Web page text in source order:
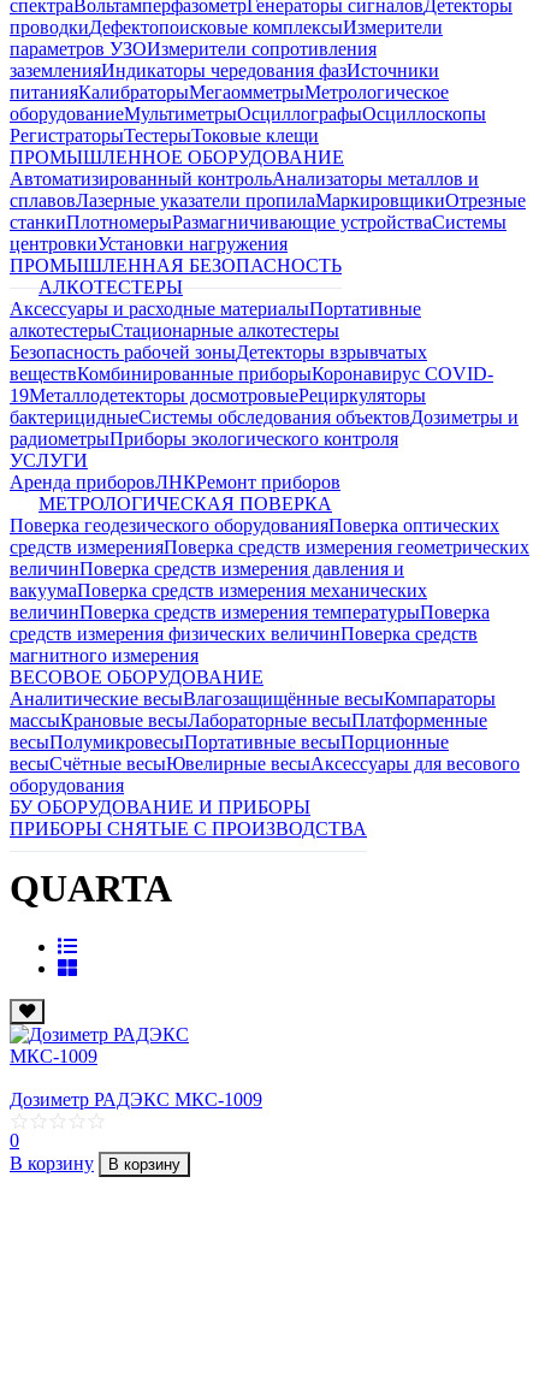
спектра Вольтамперфазометр Генераторы сигналовДетекторы
проводкиДефектопоисковые комплексыИзмерители
параметров УЗОИзмерители сопротивления
заземленияИндикаторы чередования фазИсточники
питанияКалибраторыМегаомметрыМетрологическое
оборудованиеМультиметрыОсциллографыОсциллоскопы
РегистраторыТестерыТоковые клещи
ПРОМЫШЛЕННОЕ ОБОРУДОВАНИЕ
Автоматизированный контрольАнализаторы металлов и
сплавовЛазерные указатели пропилаМаркировщикиОтрезные
станкиПлотномерыРазмагничивающие устройстваСистемы
центровкиУстановки нагружения
ПРОМЫШЛЕННАЯ БЕЗОПАСНОСТЬ
АЛКОТЕСТЕРЫ
Аксессуары и расходные материалыПортативные
алкотестерыСтационарные алкотестеры
Безопасность рабочей зоныДетекторы взрывчатых
веществКомбинированные приборыКоронавирус COVID-
19Металлодетекторы досмотровыеРециркуляторы
бактерицидныеСистемы обследования объектовДозиметры и
радиометрыПриборы экологического контроля
УСЛУГИ
Аренда приборовЛНКРемонт приборов
МЕТРОЛОГИЧЕСКАЯ ПОВЕРКА
Поверка геодезического оборудованияПоверка оптических
средств измеренияПоверка средств измерения геометрических
величинПоверка средств измерения давления и
вакуумаПоверка средств измерения механических
величинПоверка средств измерения температурыПоверка
средств измерения физических величинПоверка средств
магнитного измерения
ВЕСОВОЕ ОБОРУДОВАНИЕ
Аналитические весыВлагозащищённые весыКомпараторы
массыКрановые весыЛабораторные весыПлатформенные
весыПолумикровесыПортативные весыПорционные
весыСчётные весыЮвелирные весыАксессуары для весового
оборудования
БУ ОБОРУДОВАНИЕ И ПРИБОРЫ
ПРИБОРЫ СНЯТЫЕ С ПРОИЗВОДСТВА
QUARTA
Дозиметр РАДЭКС МКС-1009
0
В корзину
В корзину